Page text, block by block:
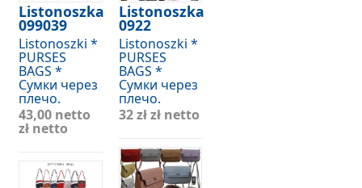
Listonoszka
099039
Listonoszki *
PURSES
BAGS *
Сумки через
плечо.
43,00 netto
zł netto
Listonoszka
0922
Listonoszki *
PURSES
BAGS *
Сумки через
плечо.
32 złzł netto